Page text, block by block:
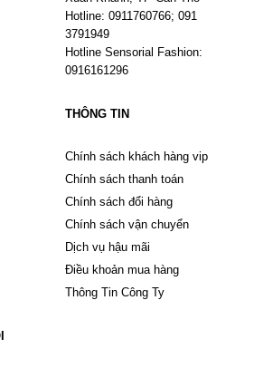
Hotline: 0911760766; 091
3791949
Hotline Sensorial Fashion:
0916161296
THÔNG TIN
Chính sách khách hàng vip
Chính sách thanh toán
Chính sách đổi hàng
Chính sách vận chuyển
Dịch vụ hậu mãi
Điều khoản mua hàng
Thông Tin Công Ty